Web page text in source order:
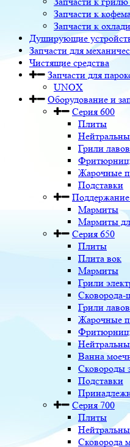
Запчасти к
Запчасти к
Душирующие
Запчасти для
Чистящие средства
Запчасти для
UNOX
Оборудование и
Серия 600
Плиты
Грили
Жарочные
Подставки
Мармиты
Мармиты
Серия 650
Плиты
Плита вок
Мармиты
Грили
Грили
Жарочные
Ванна
Сковороды
Подставки
Серия 700
Плиты
Сковорода